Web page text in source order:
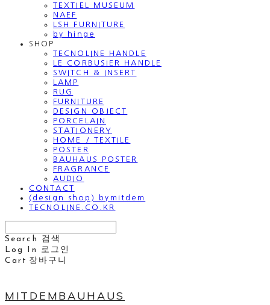
TEXTIEL MUSEUM
NAEF
LSH FURNITURE
by hinge
SHOP
TECNOLINE HANDLE
LE CORBUSIER HANDLE
SWITCH & INSERT
LAMP
RUG
FURNITURE
DESIGN OBJECT
PORCELAIN
STATIONERY
HOME / TEXTILE
POSTER
BAUHAUS POSTER
FRAGRANCE
AUDIO
CONTACT
(design shop) bymitdem
TECNOLINE.CO.KR
Search
검색
Log In
로그인
Cart 장바구니
MITDEMBAUHAUS